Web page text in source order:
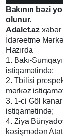
Bakının bəzi
olunur.
Adalet.az xəbər
İdarəetmə
Hazırda
1. Bakı-
istiqamətində;
2. Tbilisi
mərkəz
3. 1-ci Göl
istiqamətində;
4. Ziya
kəsişmədən